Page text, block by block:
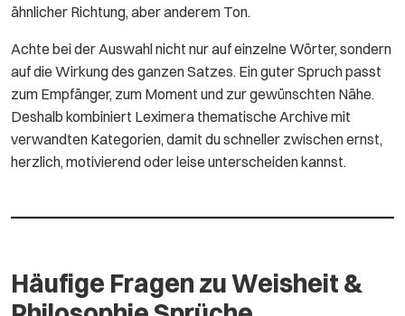
ähnlicher Richtung, aber anderem Ton.
Achte bei der Auswahl nicht nur auf einzelne Wörter, sondern
auf die Wirkung des ganzen Satzes. Ein guter Spruch passt
zum Empfänger, zum Moment und zur gewünschten Nähe.
Deshalb kombiniert Leximera thematische Archive mit
verwandten Kategorien, damit du schneller zwischen ernst,
herzlich, motivierend oder leise unterscheiden kannst.
Häufige Fragen zu Weisheit &